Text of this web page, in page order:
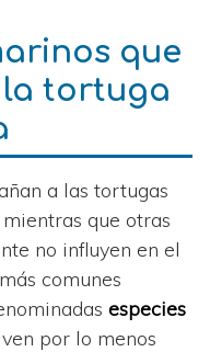
que
tortuga
a las tortugas
mientras que otras
no influyen en el
comunes
especies
por lo menos